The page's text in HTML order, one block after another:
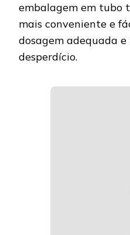
embalagem em tubo
mais conveniente e
dosagem adequada
desperdício.